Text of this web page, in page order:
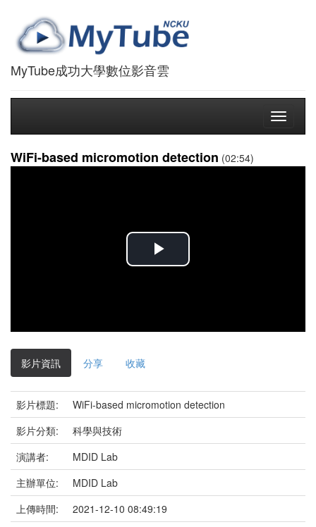
MyTube成功大學數位影音雲
Toggle
WiFi-based micromotion detection (02:54)
播
影
影片資訊 分享 收藏
影片標題:
WiFi-based micromotion detection
影片分類:
科學與技術
演講者:
MDID Lab
主辦單位:
MDID Lab
上傳時間:
2021-12-10 08:49:19